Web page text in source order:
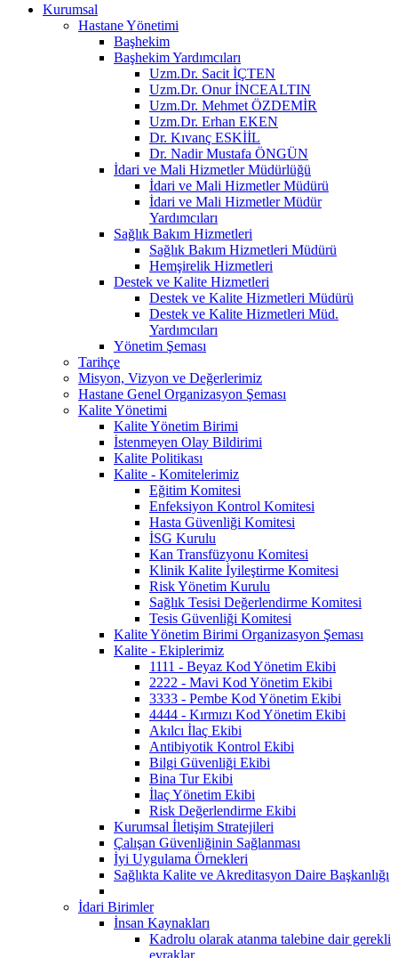
Kurumsal
Hastane Yönetimi
Başhekim
Başhekim Yardımcıları
Uzm.Dr. Sacit İÇTEN
Uzm.Dr. Onur İNCEALTIN
Uzm.Dr. Mehmet ÖZDEMİR
Uzm.Dr. Erhan EKEN
Dr. Kıvanç ESKİİL
Dr. Nadir Mustafa ÖNGÜN
İdari ve Mali Hizmetler Müdürlüğü
İdari ve Mali Hizmetler Müdürü
İdari ve Mali Hizmetler Müdür
Yardımcıları
Sağlık Bakım Hizmetleri
Sağlık Bakım Hizmetleri Müdürü
Hemşirelik Hizmetleri
Destek ve Kalite Hizmetleri
Destek ve Kalite Hizmetleri Müdürü
Destek ve Kalite Hizmetleri Müd.
Yardımcıları
Yönetim Şeması
Tarihçe
Misyon, Vizyon ve Değerlerimiz
Hastane Genel Organizasyon Şeması
Kalite Yönetimi
Kalite Yönetim Birimi
İstenmeyen Olay Bildirimi
Kalite Politikası
Kalite - Komitelerimiz
Eğitim Komitesi
Enfeksiyon Kontrol Komitesi
Hasta Güvenliği Komitesi
İSG Kurulu
Kan Transfüzyonu Komitesi
Klinik Kalite İyileştirme Komitesi
Risk Yönetim Kurulu
Sağlık Tesisi Değerlendirme Komitesi
Tesis Güvenliği Komitesi
Kalite Yönetim Birimi Organizasyon Şeması
Kalite - Ekiplerimiz
1111 - Beyaz Kod Yönetim Ekibi
2222 - Mavi Kod Yönetim Ekibi
3333 - Pembe Kod Yönetim Ekibi
4444 - Kırmızı Kod Yönetim Ekibi
Akılcı İlaç Ekibi
Antibiyotik Kontrol Ekibi
Bilgi Güvenliği Ekibi
Bina Tur Ekibi
İlaç Yönetim Ekibi
Risk Değerlendirme Ekibi
Kurumsal İletişim Stratejileri
Çalışan Güvenliğinin Sağlanması
İyi Uygulama Örnekleri
Sağlıkta Kalite ve Akreditasyon Daire Başkanlığı
İdari Birimler
İnsan Kaynakları
Kadrolu olarak atanma talebine dair gerekli
evraklar